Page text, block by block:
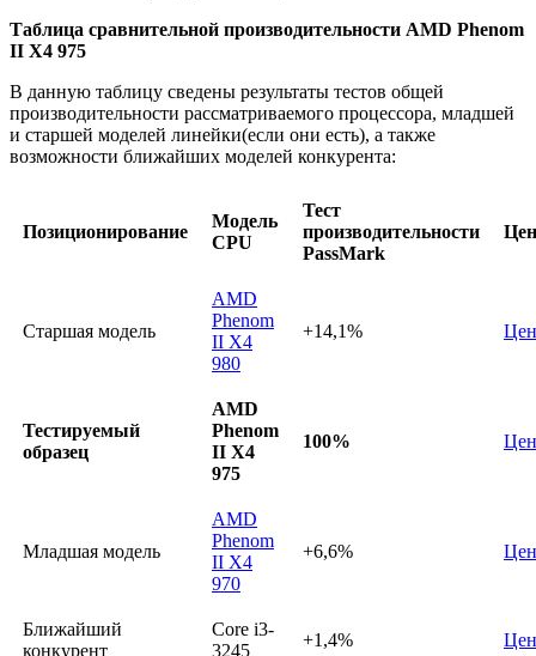
Таблица сравнительной производительности AMD Phenom
II X4 975
В данную таблицу сведены результаты тестов общей
производительности рассматриваемого процессора, младшей
и старшей моделей линейки(если они есть), а также
возможности ближайших моделей конкурента:
Позиционирование
Модель
CPU
Тест
производительности
PassMark
Старшая модель
AMD
Phenom
II X4
980
+14,1%
Тестируемый
образец
AMD
Phenom
II X4
975
100%
Младшая модель
AMD
Phenom
II X4
970
+6,6%
Ближайший
конкурент
Core i3-
3245
+1,4%